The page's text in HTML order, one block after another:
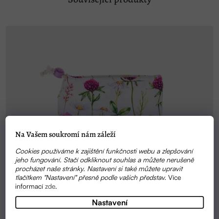
Na Vašem soukromí nám záleží
Cookies používáme k zajištění funkčnosti webu a zlepšování
jeho fungování. Stačí odkliknout souhlas a můžete nerušeně
procházet naše stránky. Nastavení si také můžete upravit
tlačítkem "Nastavení" přesně podle vašich představ.Více
informacízde.
Nastavení